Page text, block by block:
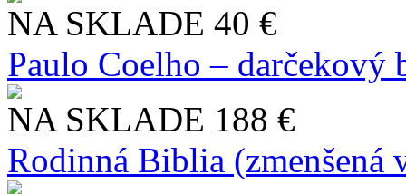
NA SKLADE 40 €
Paulo Coelho – darčekový
NA SKLADE 188 €
Rodinná Biblia (zmenšená